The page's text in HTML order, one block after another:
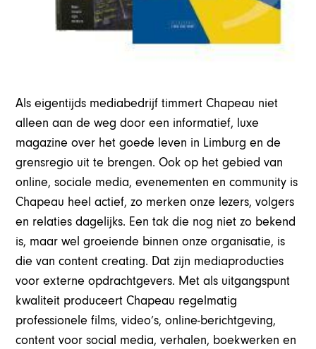
Als eigentijds mediabedrijf timmert Chapeau niet
alleen aan de weg door een informatief, luxe
magazine over het goede leven in Limburg en de
grensregio uit te brengen. Ook op het gebied van
online, sociale media, evenementen en community is
Chapeau heel actief, zo merken onze lezers, volgers
en relaties dagelijks. Een tak die nog niet zo bekend
is, maar wel groeiende binnen onze organisatie, is
die van content creating. Dat zijn mediaproducties
voor externe opdrachtgevers. Met als uitgangspunt
kwaliteit produceert Chapeau regelmatig
professionele films, video’s, online-berichtgeving,
content voor social media, verhalen, boekwerken en